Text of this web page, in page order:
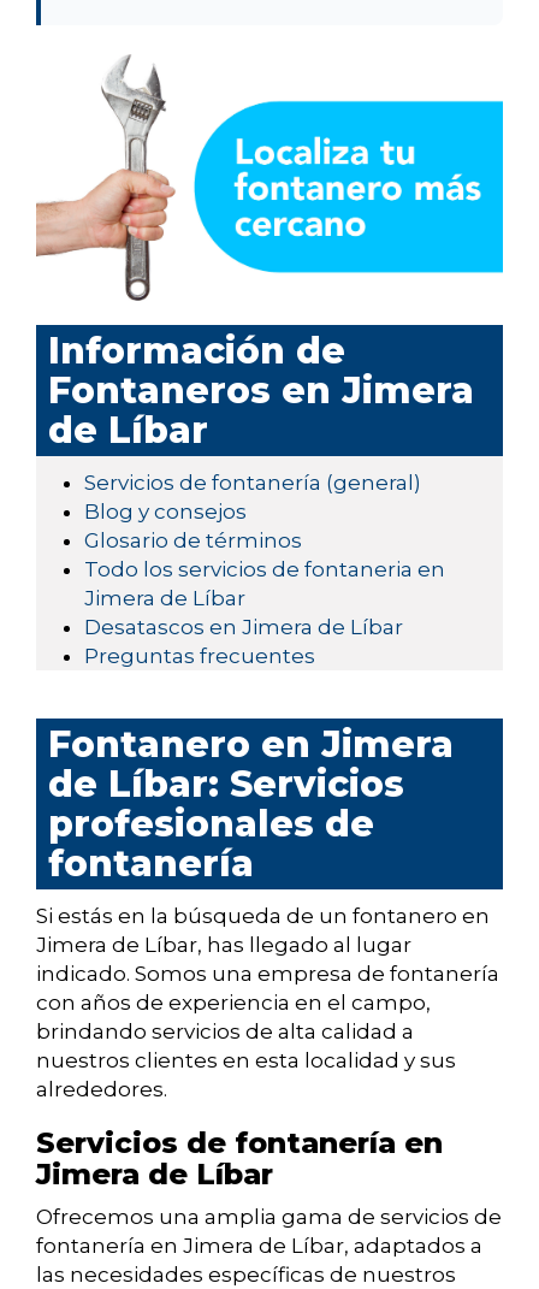
Información de
Fontaneros en Jimera
de Líbar
Servicios de fontanería (general)
Blog y consejos
Glosario de términos
Todo los servicios de fontaneria en
Jimera de Líbar
Desatascos en Jimera de Líbar
Preguntas frecuentes
Fontanero en Jimera
de Líbar: Servicios
profesionales de
fontanería
Si estás en la búsqueda de un fontanero en
Jimera de Líbar, has llegado al lugar
indicado. Somos una empresa de fontanería
con años de experiencia en el campo,
brindando servicios de alta calidad a
nuestros clientes en esta localidad y sus
alrededores.
Servicios de fontanería en
Jimera de Líbar
Ofrecemos una amplia gama de servicios de
fontanería en Jimera de Líbar, adaptados a
las necesidades específicas de nuestros